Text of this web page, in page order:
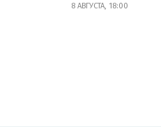
8 АВГУСТА, 18:00